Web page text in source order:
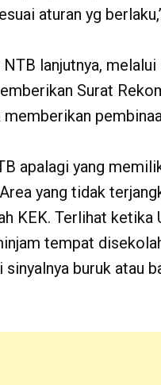
aturan yg
lanjutnya,
Surat
apalagi yang
yang tidak
KEK. Terlihat ketika
tempat
sinyalnya buruk atau